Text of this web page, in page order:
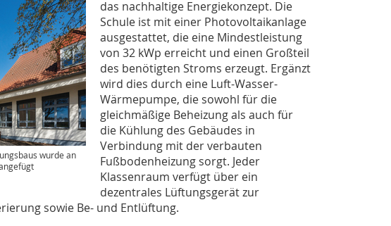
wurde an
das nachhaltige Energiekonzept. Die
Schule ist mit einer Photovoltaikanlage
ausgestattet, die eine Mindestleistung
von 32 kWp erreicht und einen Großteil
des benötigten Stroms erzeugt. Ergänzt
wird dies durch eine Luft-Wasser-
Wärmepumpe, die sowohl für die
gleichmäßige Beheizung als auch für
die Kühlung des Gebäudes in
Verbindung mit der verbauten
Fußbodenheizung sorgt. Jeder
Klassenraum verfügt über ein
dezentrales Lüftungsgerät zur
sowie Be- und Entlüftung.